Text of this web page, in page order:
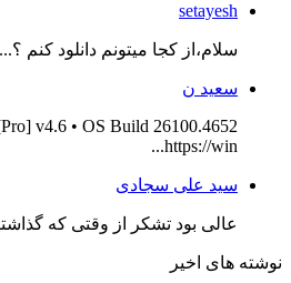
setayesh
سلام،از کجا میتونم دانلود کنم ؟...
سعید ن
v4.6 • OS Build 26100.4652
https://win...
سید علی سجادی
عالی بود تشکر از وقتی که
نوشته های اخیر